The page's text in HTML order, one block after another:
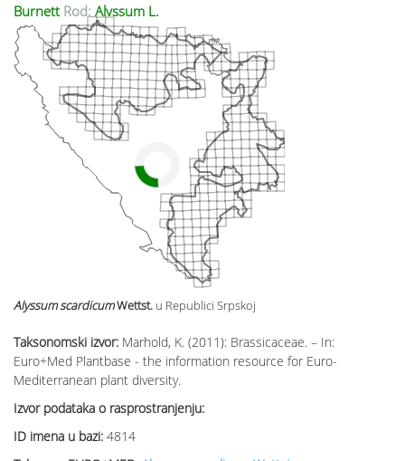
Burnett Rod: Alyssum L.
Taksonomski izvor: Marhold, K. (2011): Brassicaceae. – In:
Euro+Med Plantbase - the information resource for Euro-
Mediterranean plant diversity.
Izvor podataka o rasprostranjenju:
ID imena u bazi: 4814
Alyssum scardicumWettst. u Republici Srpskoj